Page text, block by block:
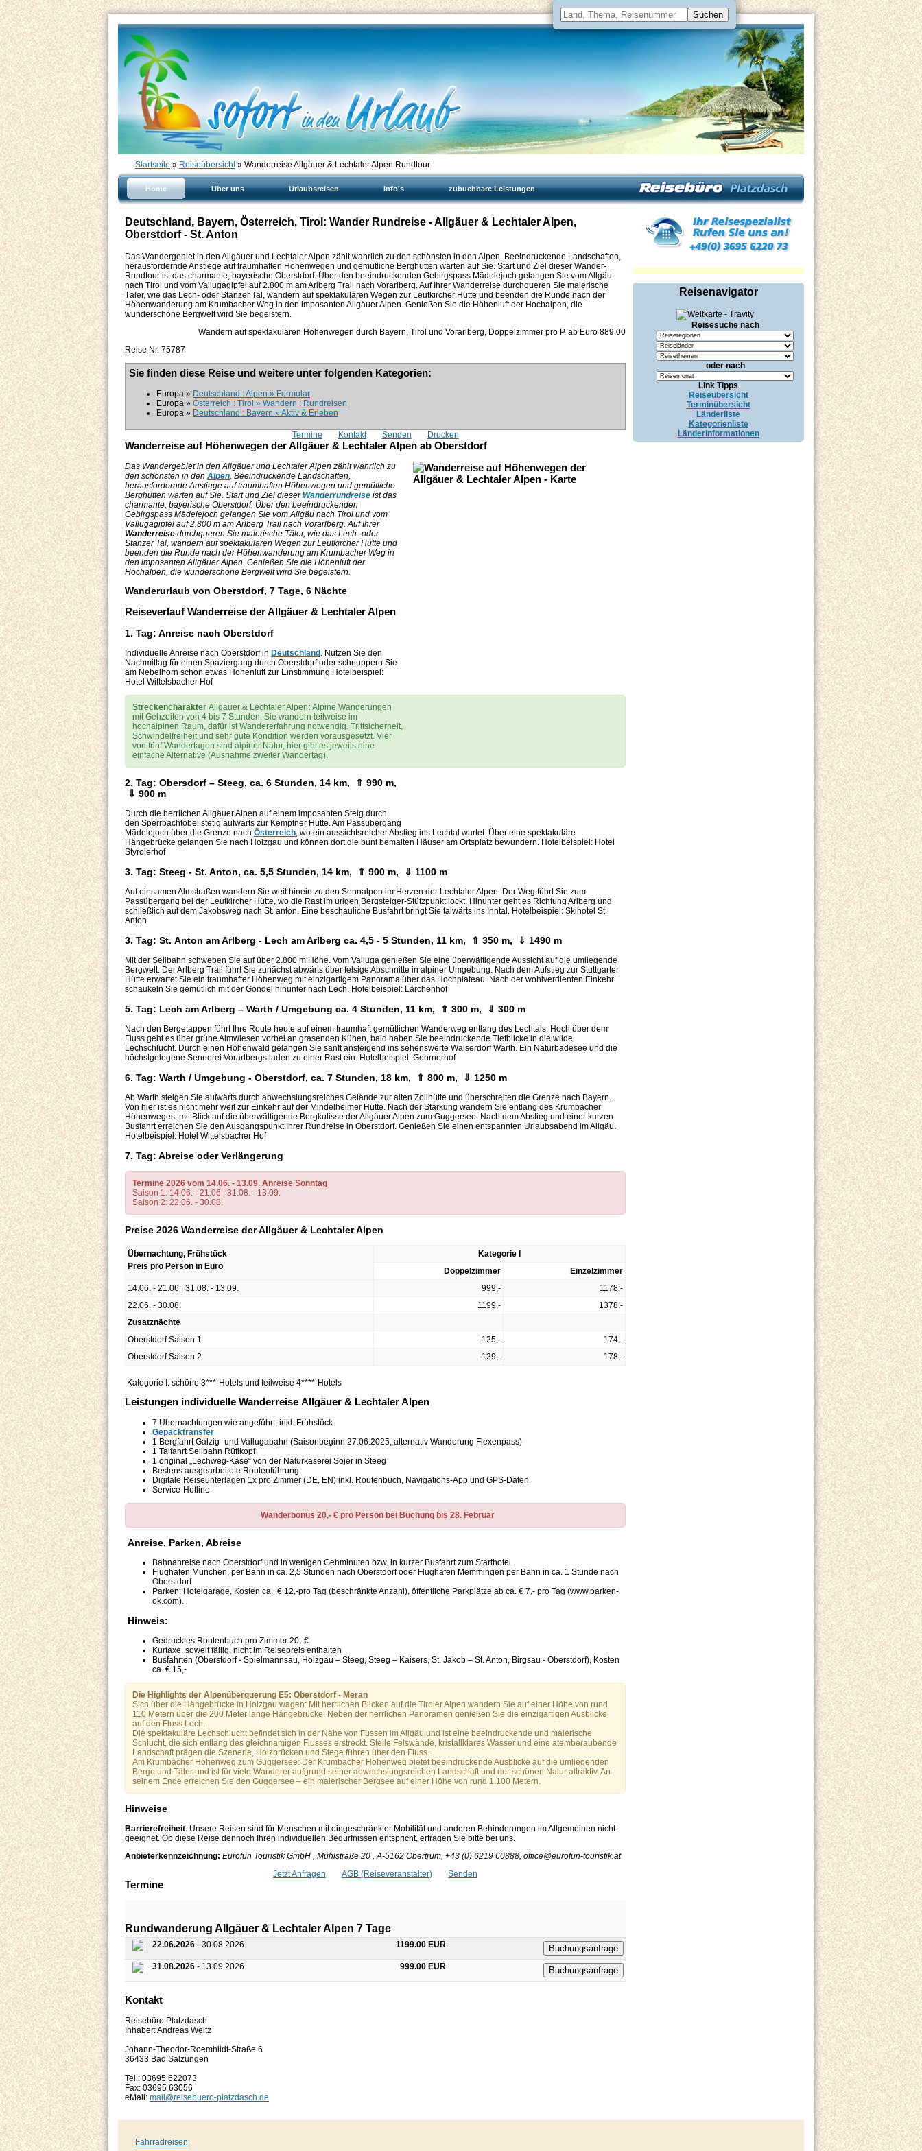
Startseite » Reiseübersicht» Wanderreise Allgäuer & Lechtaler Alpen Rundtour
Home Über uns Urlaubsreisen Info's zubuchbare Leistungen
Deutschland, Bayern, Österreich, Tirol: Wander Rundreise - Allgäuer & Lechtaler Alpen,
Oberstdorf - St. Anton
Das Wandergebiet in den Allgäuer und Lechtaler Alpen zählt wahrlich zu den schönsten in den Alpen. Beeindruckende Landschaften,
herausfordernde Anstiege auf traumhaften Höhenwegen und gemütliche Berghütten warten auf Sie. Start und Ziel dieser Wander-
Rundtour ist das charmante, bayerische Oberstdorf. Über den beeindruckenden Gebirgspass Mädelejoch gelangen Sie vom Allgäu
nach Tirol und vom Vallugagipfel auf 2.800 m am Arlberg Trail nach Vorarlberg. Auf Ihrer Wanderreise durchqueren Sie malerische
Täler, wie das Lech- oder Stanzer Tal, wandern auf spektakulären Wegen zur Leutkircher Hütte und beenden die Runde nach der
Höhenwanderung am Krumbacher Weg in den imposanten Allgäuer Alpen. Genießen Sie die Höhenluft der Hochalpen, die
wunderschöne Bergwelt wird Sie begeistern.
Wandern auf spektakulären Höhenwegen durch Bayern, Tirol und Vorarlberg, Doppelzimmer pro P. ab Euro 889.00
Reise Nr. 75787
Sie finden diese Reise und weitere unter folgenden Kategorien:
Europa » Deutschland : Alpen » Formular
Europa » Österreich : Tirol » Wandern : Rundreisen
Europa » Deutschland : Bayern » Aktiv & Erleben
Termine Kontakt Senden Drucken
Wanderreise auf Höhenwegen der Allgäuer & Lechtaler Alpen ab Oberstdorf
Das Wandergebiet in den Allgäuer und Lechtaler Alpen zählt wahrlich zu
den schönsten in den Alpen. Beeindruckende Landschaften,
herausfordernde Anstiege auf traumhaften Höhenwegen und gemütliche
Berghütten warten auf Sie. Start und Ziel dieser Wanderrundreise ist das
charmante, bayerische Oberstdorf. Über den beeindruckenden
Gebirgspass Mädelejoch gelangen Sie vom Allgäu nach Tirol und vom
Vallugagipfel auf 2.800 m am Arlberg Trail nach Vorarlberg. Auf Ihrer
Wanderreise durchqueren Sie malerische Täler, wie das Lech- oder
Stanzer Tal, wandern auf spektakulären Wegen zur Leutkircher Hütte und
beenden die Runde nach der Höhenwanderung am Krumbacher Weg in
den imposanten Allgäuer Alpen. Genießen Sie die Höhenluft der
Hochalpen, die wunderschöne Bergwelt wird Sie begeistern.
Wanderurlaub von Oberstdorf, 7 Tage, 6 Nächte
Reiseverlauf Wanderreise der Allgäuer & Lechtaler Alpen
1. Tag: Anreise nach Oberstdorf
Individuelle Anreise nach Oberstdorf in Deutschland . Nutzen Sie den
Nachmittag für einen Spaziergang durch Oberstdorf oder schnuppern Sie
am Nebelhorn schon etwas Höhenluft zur Einstimmung.Hotelbeispiel:
Hotel Wittelsbacher Hof
Streckencharakter Allgäuer & Lechtaler Alpen: Alpine Wanderungen
mit Gehzeiten von 4 bis 7 Stunden. Sie wandern teilweise im
hochalpinen Raum, dafür ist Wandererfahrung notwendig. Trittsicherheit,
Schwindelfreiheit und sehr gute Kondition werden vorausgesetzt. Vier
von fünf Wandertagen sind alpiner Natur, hier gibt es jeweils eine
einfache Alternative (Ausnahme zweiter Wandertag).
2. Tag: Obersdorf – Steeg, ca. 6 Stunden, 14 km, ⇑ 990 m,
⇓ 900 m
Durch die herrlichen Allgäuer Alpen auf einem imposanten Steig durch
den Sperrbachtobel stetig aufwärts zur Kemptner Hütte. Am Passübergang
Mädelejoch über die Grenze nach Österreich, wo ein aussichtsreicher Abstieg ins Lechtal wartet. Über eine spektakuläre
Hängebrücke gelangen Sie nach Holzgau und können dort die bunt bemalten Häuser am Ortsplatz bewundern. Hotelbeispiel: Hotel
Styrolerhof
3. Tag: Steeg - St. Anton, ca. 5,5 Stunden, 14 km, ⇑ 900 m, ⇓ 1100 m
Auf einsamen Almstraßen wandern Sie weit hinein zu den Sennalpen im Herzen der Lechtaler Alpen. Der Weg führt Sie zum
Passübergang bei der Leutkircher Hütte, wo die Rast im urigen Bergsteiger-Stützpunkt lockt. Hinunter geht es Richtung Arlberg und
schließlich auf dem Jakobsweg nach St. anton. Eine beschauliche Busfahrt bringt Sie talwärts ins Inntal. Hotelbeispiel: Skihotel St.
Anton
3. Tag: St. Anton am Arlberg - Lech am Arlberg ca. 4,5 - 5 Stunden, 11 km, ⇑ 350 m, ⇓ 1490 m
Mit der Seilbahn schweben Sie auf über 2.800 m Höhe. Vom Valluga genießen Sie eine überwältigende Aussicht auf die umliegende
Bergwelt. Der Arlberg Trail führt Sie zunächst abwärts über felsige Abschnitte in alpiner Umgebung. Nach dem Aufstieg zur Stuttgarter
Hütte erwartet Sie ein traumhafter Höhenweg mit einzigartigem Panorama über das Hochplateau. Nach der wohlverdienten Einkehr
schaukeln Sie gemütlich mit der Gondel hinunter nach Lech. Hotelbeispiel: Lärchenhof
5. Tag: Lech am Arlberg – Warth / Umgebung ca. 4 Stunden, 11 km, ⇑ 300 m, ⇓ 300 m
Nach den Bergetappen führt Ihre Route heute auf einem traumhaft gemütlichen Wanderweg entlang des Lechtals. Hoch über dem
Fluss geht es über grüne Almwiesen vorbei an grasenden Kühen, bald haben Sie beeindruckende Tiefblicke in die wilde
Lechschlucht. Durch einen Höhenwald gelangen Sie sanft ansteigend ins sehenswerte Walserdorf Warth. Ein Naturbadesee und die
höchstgelegene Sennerei Vorarlbergs laden zu einer Rast ein. Hotelbeispiel: Gehrnerhof
6. Tag: Warth / Umgebung - Oberstdorf, ca. 7 Stunden, 18 km, ⇑ 800 m, ⇓ 1250 m
Ab Warth steigen Sie aufwärts durch abwechslungsreiches Gelände zur alten Zollhütte und überschreiten die Grenze nach Bayern.
Von hier ist es nicht mehr weit zur Einkehr auf der Mindelheimer Hütte. Nach der Stärkung wandern Sie entlang des Krumbacher
Höhenweges, mit Blick auf die überwältigende Bergkulisse der Allgäuer Alpen zum Guggersee. Nach dem Abstieg und einer kurzen
Busfahrt erreichen Sie den Ausgangspunkt Ihrer Rundreise in Oberstdorf. Genießen Sie einen entspannten Urlaubsabend im Allgäu.
Hotelbeispiel: Hotel Wittelsbacher Hof
7. Tag: Abreise oder Verlängerung
Termine 2026 vom 14.06. - 13.09. Anreise Sonntag
Saison 1: 14.06. - 21.06 | 31.08. - 13.09.
Saison 2: 22.06. - 30.08.
Preise 2026 Wanderreise der Allgäuer & Lechtaler Alpen
Übernachtung, Frühstück
Preis pro Person in Euro
Kategorie I
Doppelzimmer
Einzelzimmer
14.06. - 21.06 | 31.08. - 13.09.
999,-
1178,-
22.06. - 30.08.
1199,-
1378,-
Zusatznächte
Oberstdorf Saison 1
125,-
174,-
Oberstdorf Saison 2
129,- 178,-
Kategorie I: schöne 3***-Hotels und teilweise 4****-Hotels
Leistungen individuelle Wanderreise Allgäuer & Lechtaler Alpen
7 Übernachtungen wie angeführt, inkl. Frühstück
Gepäcktransfer
1 Bergfahrt Galzig- und Vallugabahn (Saisonbeginn 27.06.2025, alternativ Wanderung Flexenpass)
1 Talfahrt Seilbahn Rüfikopf
1 original „Lechweg-Käse“ von der Naturkäserei Sojer in Steeg
Bestens ausgearbeitete Routenführung
Digitale Reiseunterlagen 1x pro Zimmer (DE, EN) inkl. Routenbuch, Navigations-App und GPS-Daten
Service-Hotline
Wanderbonus 20,- € pro Person bei Buchung bis 28. Februar
Anreise, Parken, Abreise
Bahnanreise nach Oberstdorf und in wenigen Gehminuten bzw. in kurzer Busfahrt zum Starthotel.
Flughafen München, per Bahn in ca. 2,5 Stunden nach Oberstdorf oder Flughafen Memmingen per Bahn in ca. 1 Stunde nach
Oberstdorf
Parken: Hotelgarage, Kosten ca. € 12,-pro Tag (beschränkte Anzahl), öffentliche Parkplätze ab ca. € 7,- pro Tag (www.parken-
ok.com).
Hinweis:
Gedrucktes Routenbuch pro Zimmer 20,-€
Kurtaxe, soweit fällig, nicht im Reisepreis enthalten
Busfahrten (Oberstdorf - Spielmannsau, Holzgau – Steeg, Steeg – Kaisers, St. Jakob – St. Anton, Birgsau - Oberstdorf), Kosten
ca. € 15,-
Die Highlights der Alpenüberquerung E5: Oberstdorf - Meran
Sich über die Hängebrücke in Holzgau wagen: Mit herrlichen Blicken auf die Tiroler Alpen wandern Sie auf einer Höhe von rund
110 Metern über die 200 Meter lange Hängebrücke. Neben der herrlichen Panoramen genießen Sie die einzigartigen Ausblicke
auf den Fluss Lech.
Die spektakuläre Lechschlucht befindet sich in der Nähe von Füssen im Allgäu und ist eine beeindruckende und malerische
Schlucht, die sich entlang des gleichnamigen Flusses erstreckt. Steile Felswände, kristallklares Wasser und eine atemberaubende
Landschaft prägen die Szenerie, Holzbrücken und Stege führen über den Fluss.
Am Krumbacher Höhenweg zum Guggersee: Der Krumbacher Höhenweg bietet beeindruckende Ausblicke auf die umliegenden
Berge und Täler und ist für viele Wanderer aufgrund seiner abwechslungsreichen Landschaft und der schönen Natur attraktiv. An
seinem Ende erreichen Sie den Guggersee – ein malerischer Bergsee auf einer Höhe von rund 1.100 Metern.
Hinweise
Barrierefreiheit: Unsere Reisen sind für Menschen mit eingeschränkter Mobilität und anderen Behinderungen im Allgemeinen nicht
geeignet. Ob diese Reise dennoch Ihren individuellen Bedürfnissen entspricht, erfragen Sie bitte bei uns.
Anbieterkennzeichnung: Eurofun Touristik GmbH , Mühlstraße 20 , A-5162 Obertrum, +43 (0) 6219 60888, office@eurofun-touristik.at
Jetzt Anfragen
AGB (Reiseveranstalter) Senden
Termine
Rundwanderung Allgäuer & Lechtaler Alpen 7 Tage
22.06.2026 - 30.08.2026 1199.00 EUR Buchungsanfrage
31.08.2026 - 13.09.2026 999.00 EUR Buchungsanfrage
Kontakt
Reisebüro Platzdasch
Inhaber: Andreas Weitz
Johann-Theodor-Roemhildt-Straße 6
36433 Bad Salzungen
Tel.: 03695 622073
Fax: 03695 63056
eMail: mail@reisebuero-platzdasch.de
Reisenavigator
Reisesuche nach
oder nach
Link Tipps
Reiseübersicht
Terminübersicht
Länderliste
Kategorienliste
Länderinformationen
Fahrradreisen